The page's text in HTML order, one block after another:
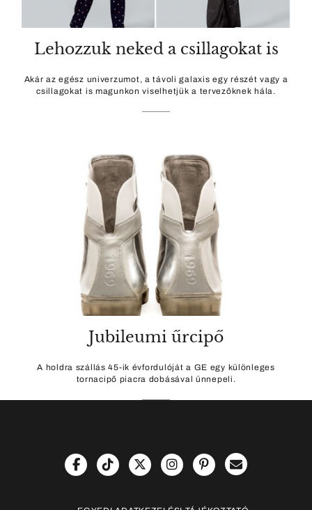
Lehozzuk neked a csillagokat is
Akár az egész univerzumot, a távoli galaxis egy részét vagy a
csillagokat is magunkon viselhetjük a tervezőknek hála.
Jubileumi űrcipő
A holdra szállás 45-ik évfordulóját a GE egy különleges
tornacipő piacra dobásával ünnepeli.